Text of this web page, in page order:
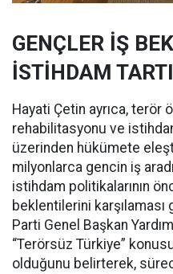
GENÇLER İŞ
İSTİHDAM
Hayati Çetin ayrıca, terör
rehabilitasyonu ve
üzerinden hükümete
milyonlarca gencin iş
istihdam politikalarının
beklentilerini
Parti Genel Başkan
“Terörsüz Türkiye”
olduğunu belirterek,